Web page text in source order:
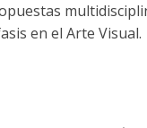
en el Arte Visual.